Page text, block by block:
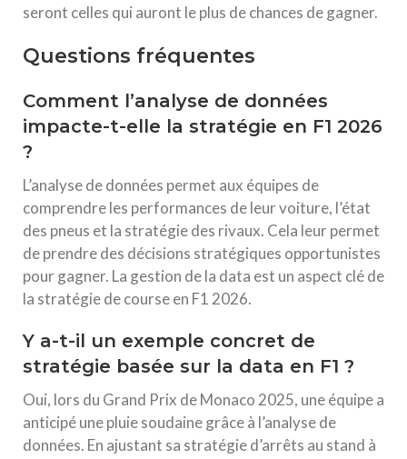
seront celles qui auront le plus de chances de gagner.
Questions fréquentes
Comment l’analyse de données
impacte-t-elle la stratégie en F1 2026
?
L’analyse de données permet aux équipes de
comprendre les performances de leur voiture, l’état
des pneus et la stratégie des rivaux. Cela leur permet
de prendre des décisions stratégiques opportunistes
pour gagner. La gestion de la data est un aspect clé de
la stratégie de course en F1 2026.
Y a-t-il un exemple concret de
stratégie basée sur la data en F1 ?
Oui, lors du Grand Prix de Monaco 2025, une équipe a
anticipé une pluie soudaine grâce à l’analyse de
données. En ajustant sa stratégie d’arrêts au stand à